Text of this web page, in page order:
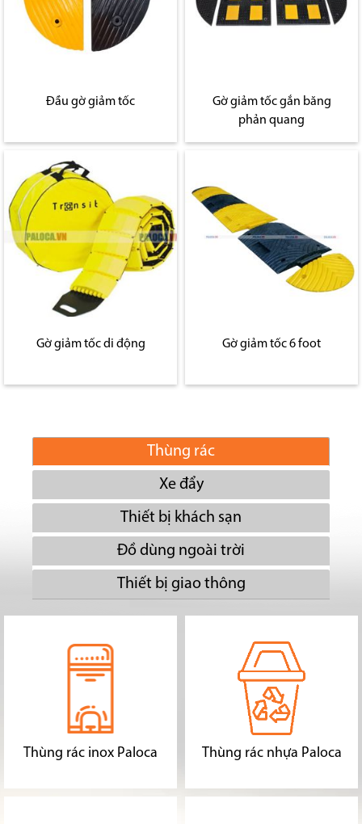
Đầu gờ giảm tốc
Gờ giảm tốc gắn băng
phản quang
Gờ giảm tốc di động Gờ giảm tốc 6 foot
Thùng rác
Xe đẩy
Thiết bị khách sạn
Đồ dùng ngoài trời
Thiết bị giao thông
Thùng rác inox Paloca Thùng rác nhựa Paloca